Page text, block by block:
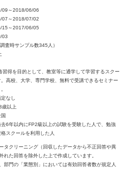
09～2018/06/06
07～2018/07/02
15～2017/06/05
03
査時サンプル数345人）
習得を目的として、教室等に通学して学習するスクー
。高校、大学、専門学校、無料で受講できるセミナー
なし
歳以上
去6年以内にFP2級以上の試験を受験した人で、勉強
スクールを利用した人
タクリーニング（回収したデータから不正回答や異
た回答を除外した上で作成しています。
門の「業態別」においては有効回答者数が規定人